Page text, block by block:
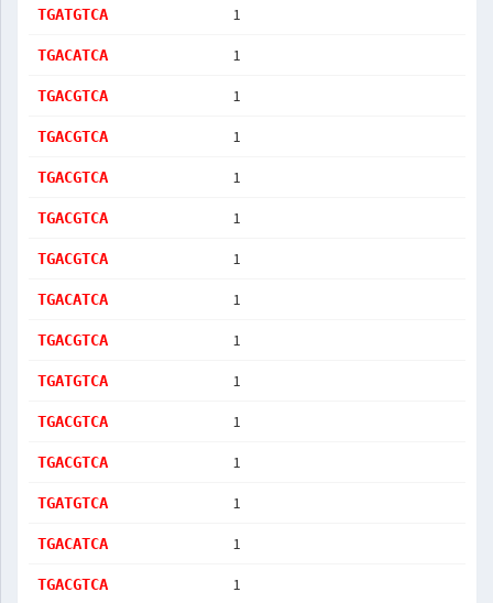
TGATGTCA 1
TGACATCA 1
TGACGTCA 1
TGACGTCA 1
TGACGTCA 1
TGACGTCA 1
TGACGTCA 1
TGACATCA 1
TGACGTCA 1
TGATGTCA 1
TGACGTCA 1
TGACGTCA 1
TGATGTCA 1
TGACATCA 1
TGACGTCA 1